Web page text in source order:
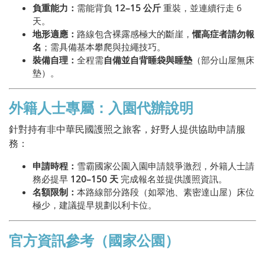
負重能力： 需能背負 12–15 公斤 重裝，並連續行走 6
天。
地形適應： 路線包含裸露感極大的斷崖，懼高症者請勿報
名 ；需具備基本攀爬與拉繩技巧。
裝備自理： 全程需自備並自背睡袋與睡墊 （部分山屋無床
墊）。
外籍人士專屬：入園代辦說明
針對持有非中華民國護照之旅客，好野人提供協助申請服
務：
申請時程： 雪霸國家公園入園申請競爭激烈，外籍人士請
務必提早 120–150 天 完成報名並提供護照資訊。
名額限制： 本路線部分路段（如翠池、素密達山屋）床位
極少，建議提早規劃以利卡位。
官方資訊參考（國家公園）